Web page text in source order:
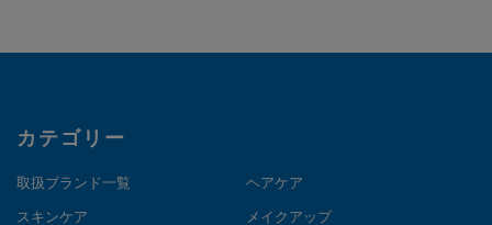
カテゴリー
取扱ブランド一覧 ヘアケア
スキンケア メイクアップ